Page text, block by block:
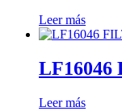
Leer más
LF16046
Leer más